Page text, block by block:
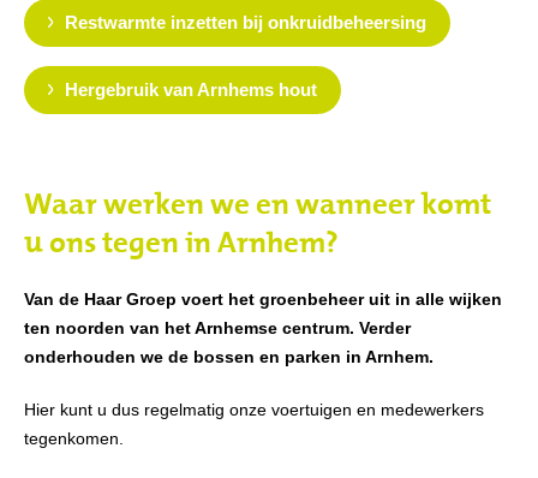
Restwarmte inzetten bij onkruidbeheersing
Hergebruik van Arnhems hout
Waar werken we en wanneer komt
u ons tegen in Arnhem?
Van de Haar Groep voert het groenbeheer uit in alle wijken
ten noorden van het Arnhemse centrum. Verder
onderhouden we de bossen en parken in Arnhem.
Hier kunt u dus regelmatig onze voertuigen en medewerkers
tegenkomen.